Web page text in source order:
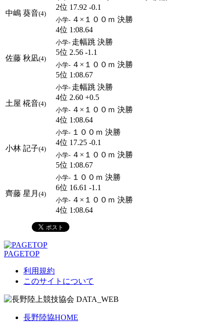
中嶋 葵音(4)
2位 17.92 -0.1
小学- ４×１００ｍ 決勝
4位 1:08.64
佐藤 秋凪(4)
小学- 走幅跳 決勝
5位 2.56 -1.1
小学- ４×１００ｍ 決勝
5位 1:08.67
土屋 椛音(4)
小学- 走幅跳 決勝
4位 2.60 +0.5
小学- ４×１００ｍ 決勝
4位 1:08.64
小林 記子(4)
小学- １００ｍ 決勝
4位 17.25 -0.1
小学- ４×１００ｍ 決勝
5位 1:08.67
齊藤 星月 (4)
小学- １００ｍ 決勝
6位 16.61 -1.1
小学- ４×１００ｍ 決勝
4位 1:08.64
PAGETOP
利用規約
このサイトについて
長野陸協HOME